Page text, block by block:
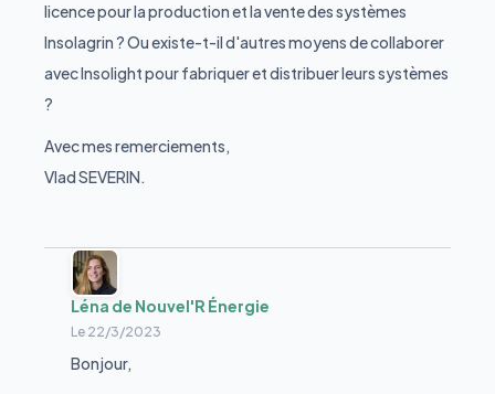
licence pour la production et la vente des systèmes
Insolagrin ? Ou existe-t-il d'autres moyens de collaborer
avec Insolight pour fabriquer et distribuer leurs systèmes
?
Avec mes remerciements,
Vlad SEVERIN.
Léna de Nouvel'R Énergie
Le 22/3/2023
Bonjour,